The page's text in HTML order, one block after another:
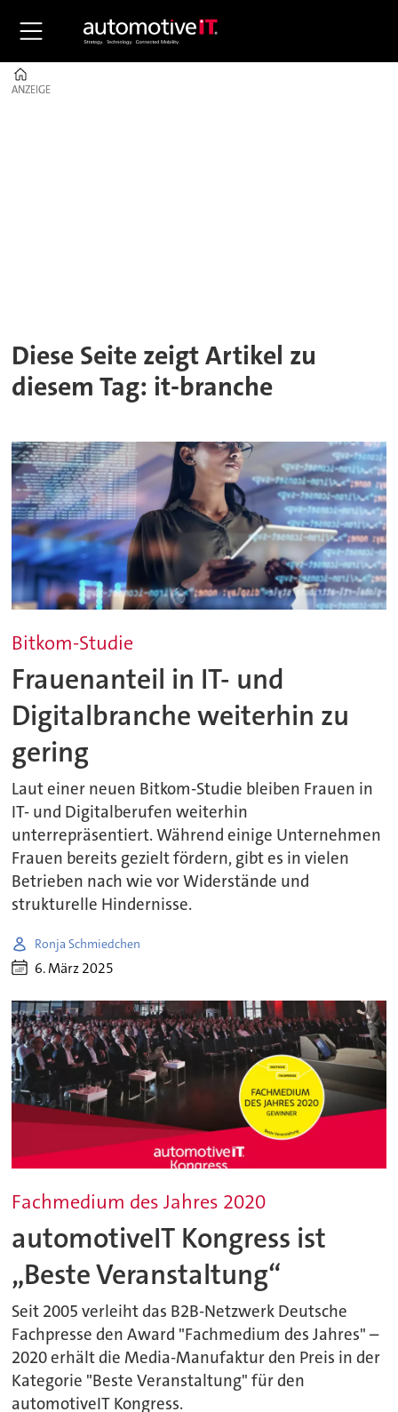
ANZEIGE
ANZEIGE
Diese Seite zeigt Artikel zu
diesem Tag: it-branche
Bitkom-Studie
Frauenanteil in IT- und
Digitalbranche weiterhin zu
gering
Laut einer neuen Bitkom-Studie bleiben Frauen in
IT- und Digitalberufen weiterhin
unterrepräsentiert. Während einige Unternehmen
Frauen bereits gezielt fördern, gibt es in vielen
Betrieben nach wie vor Widerstände und
strukturelle Hindernisse.
Ronja Schmiedchen
6. März 2025
Fachmedium des Jahres 2020
automotiveIT Kongress ist
„Beste Veranstaltung“
Seit 2005 verleiht das B2B-Netzwerk Deutsche
Fachpresse den Award "Fachmedium des Jahres" –
2020 erhält die Media-Manufaktur den Preis in der
Kategorie "Beste Veranstaltung" für den
automotiveIT Kongress.